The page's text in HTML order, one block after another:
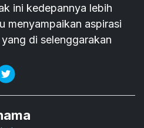
ini kedepannya lebih
menyampaikan aspirasi
di selenggarakan